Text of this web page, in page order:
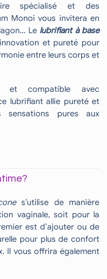
spécialisé et des
Monoï vous invitera en
Le lubrifiant à base
et pureté pour
entre leurs corps et
et compatible avec
lubrifiant allie pureté et
pures aux
s’utilise de manière
vaginale, soit pour la
est d’ajouter ou de
pour plus de confort
Il vous offrira également